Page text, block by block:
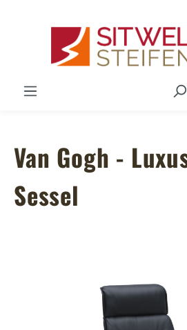
Van Gogh -
Sessel
Bildergalerie überspringen